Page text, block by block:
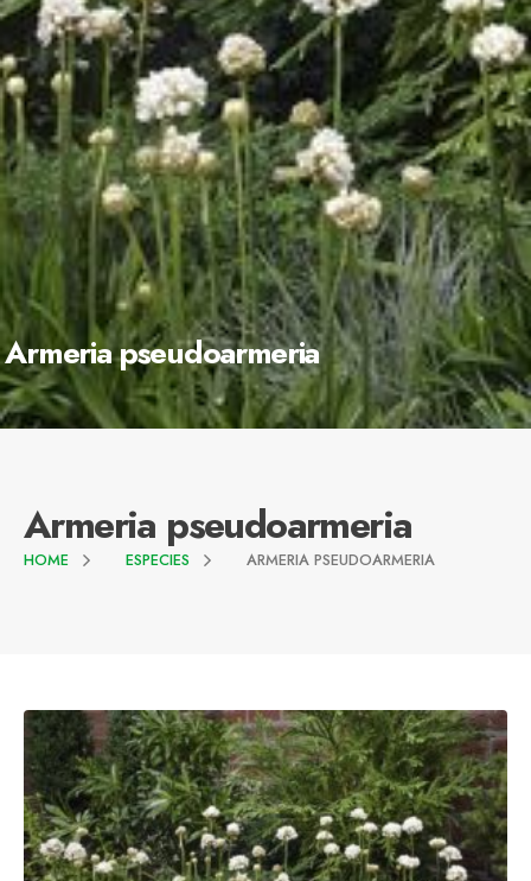
Armeria pseudoarmeria
Armeria pseudoarmeria
HOME ESPECIES ARMERIA PSEUDOARMERIA